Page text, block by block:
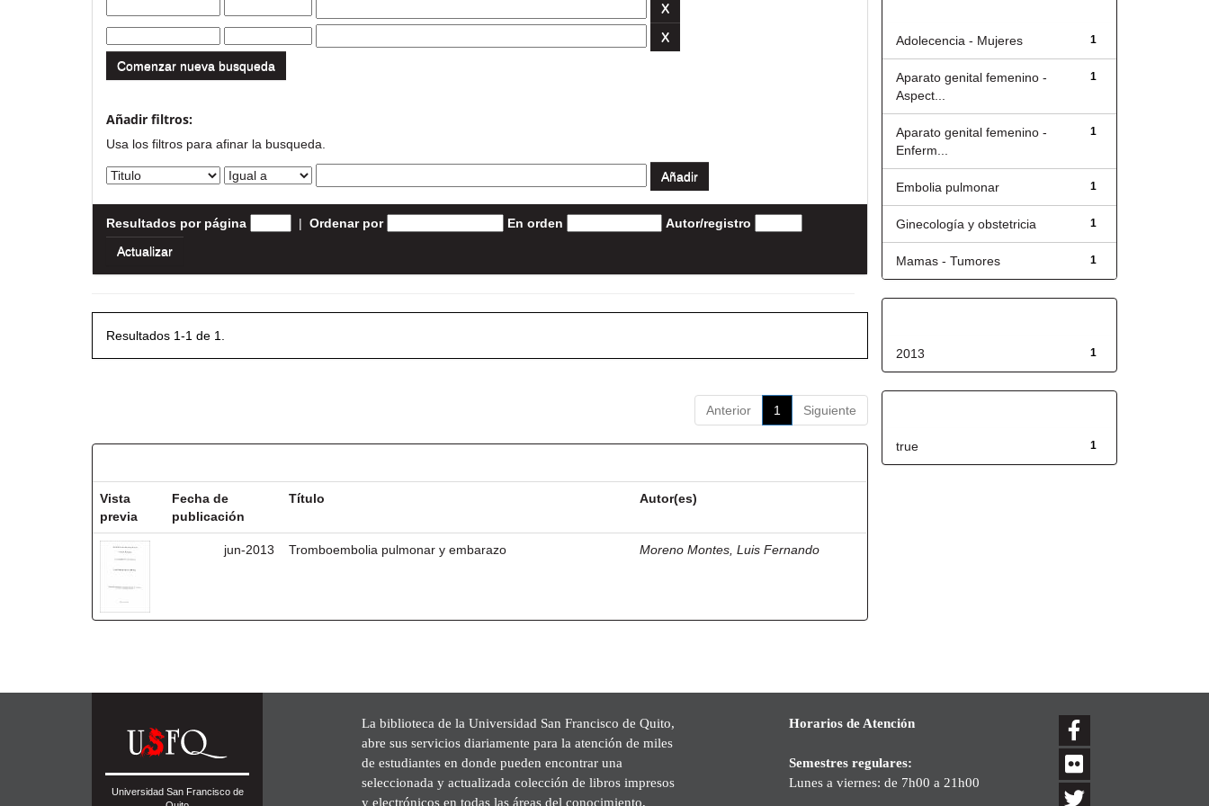
Comenzar nueva busqueda
Añadir filtros:
Usa los filtros para afinar la busqueda.
Resultados por página | Ordenar por En orden Autor/registro
Resultados 1-1 de 1.
Anterior 1 Siguiente
Vista
previa
Fecha de
publicación
Título Autor(es)
jun-2013 Tromboembolia pulmonar y embarazo Moreno Montes, Luis Fernando
1
Adolecencia - Mujeres
1
Aparato genital femenino -
Aspect...
1
Aparato genital femenino -
Enferm...
1
Embolia pulmonar
1
Ginecología y obstetricia
1
Mamas - Tumores
1
2013
1
true
Universidad San Francisco de
La biblioteca de la Universidad San Francisco de Quito,
abre sus servicios diariamente para la atención de miles
de estudiantes en donde pueden encontrar una
seleccionada y actualizada colección de libros impresos
y electrónicos en todas las áreas del conocimiento,
Horarios de Atención
Semestres regulares:
Lunes a viernes: de 7h00 a 21h00